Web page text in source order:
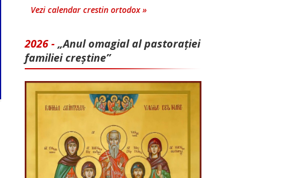
Vezi calendar crestin ortodox »
2026 - „Anul omagial al pastorației
familiei creștine”